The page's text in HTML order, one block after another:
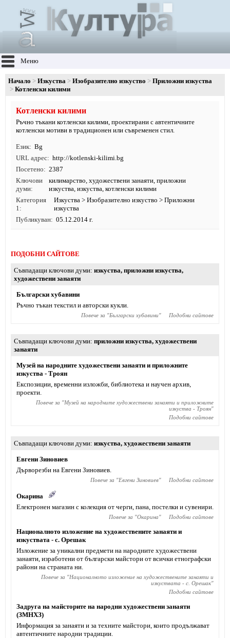
Меню
Начало Изкуства Изобразително изкуство
Приложни изкуства
Котленски килими
Котленски килими
Ръчно тъкани котленски килими, проектирани с автентичните
котленски мотиви в традиционен или съвременен стил.
Език
Bg
URL адрес
http://kotlenski-kilimi.bg
Посетено
2387
Ключови
думи
килимарство, художествени занаяти, приложни
изкуства, изкуства, котленски килими
Категория
1
Изкуства >Изобразително изкуство >Приложни
изкуства
Публикуван
05.12.2014 г.
ПОДОБНИ САЙТОВЕ
Съвпадащи ключови думи изкуства, приложни изкуства,
художествени занаяти
Български хубавини
Ръчно тъкан текстил и авторски кукли.
Повече за "Български хубавини" Подобни сайтове
Съвпадащи ключови думи приложни изкуства, художествени
занаяти
Музей на народните художествени занаяти и приложните
изкуства - Троян
Експозиции, временни изложби, библиотека и научен архив,
проекти.
Повече за "Музей на народните художествени занаяти и приложните
изкуства - Троян"
Подобни сайтове
Съвпадащи ключови думи изкуства, художествени занаяти
Евгени Зиновиев
Дърворезби на Евгени Зиновиев.
Повече за "Евгени Зиновиев" Подобни сайтове
Окарина
Електронен магазин с колекция от черги, пана, постелки и сувенири.
Повече за "Окарина" Подобни сайтове
Националното изложение на художествените занаяти и
изкуствата - с. Орешак
Изложение за уникални предмети на народните художествени
занаяти, изработени от български майстори от всички етнографски
райони на страната ни.
Повече за "Националното изложение на художествените занаяти и
изкуствата - с. Орешак"
Подобни сайтове
Задруга на майсторите на народни художествени занаяти
(ЗМНХЗ)
Информация за занаяти и за техните майстори, които продължават
автентичните народни традиции.